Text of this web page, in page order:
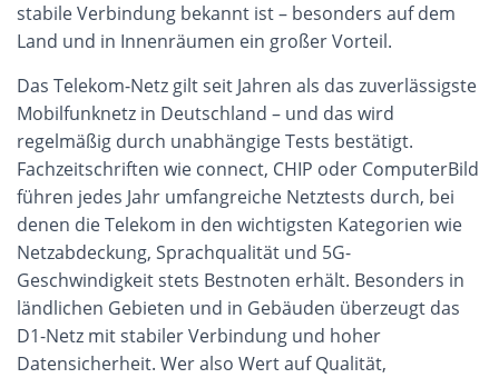
stabile Verbindung bekannt ist – besonders auf dem
Land und in Innenräumen ein großer Vorteil.
Das Telekom-Netz gilt seit Jahren als das zuverlässigste
Mobilfunknetz in Deutschland – und das wird
regelmäßig durch unabhängige Tests bestätigt.
Fachzeitschriften wie connect, CHIP oder ComputerBild
führen jedes Jahr umfangreiche Netztests durch, bei
denen die Telekom in den wichtigsten Kategorien wie
Netzabdeckung, Sprachqualität und 5G-
Geschwindigkeit stets Bestnoten erhält. Besonders in
ländlichen Gebieten und in Gebäuden überzeugt das
D1-Netz mit stabiler Verbindung und hoher
Datensicherheit. Wer also Wert auf Qualität,